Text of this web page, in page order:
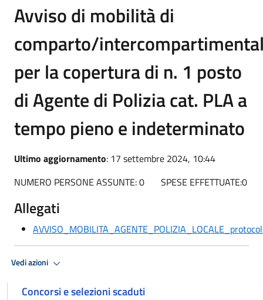
Avviso di mobilità di
comparto/
per la copertura di n. 1 posto
di Agente di Polizia cat. PLA a
tempo pieno e indeterminato
Ultimo aggiornamento: 17 settembre 2024, 10:44
NUMERO PERSONE ASSUNTE: 0 SPESE EFFETTUATE:0
Allegati
Vedi azioni
Concorsi e selezioni scaduti